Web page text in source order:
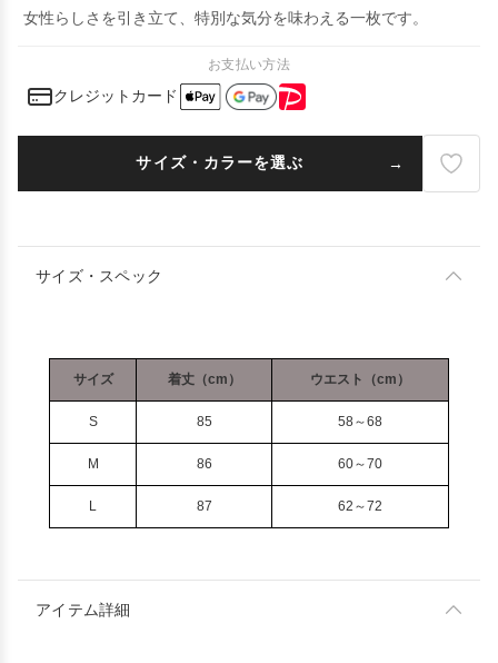
女性らしさを引き立て、特別な気分を味わえる一枚です。
お支払い方法
クレジットカード
サイズ・カラーを選ぶ
サイズ・スペック
サイズ 着丈（cm） ウエスト（cm）
S 85 58～68
M 86 60～70
L 87 62～72
アイテム詳細